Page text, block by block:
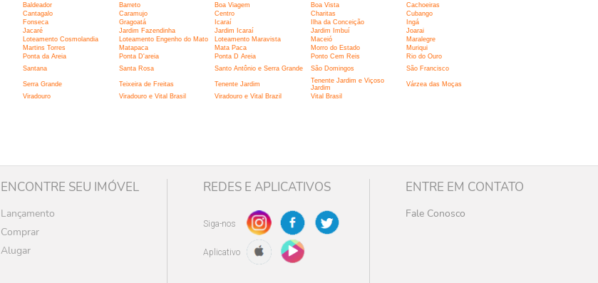
Baldeador Barreto Boa Viagem Boa Vista
Cachoeiras
Cantagalo Caramujo Centro Charitas
Cubango
Fonseca Gragoatá Icaraí Ilha da Conceição
Ingá
Jacaré Jardim Fazendinha Jardim Icaraí Jardim Imbuí
Joarai
Loteamento Cosmolandia Loteamento Engenho do Mato Loteamento Maravista Maceió
Maralegre
Martins Torres Matapaca Mata Paca Morro do Estado
Muriqui
Ponta da Areia Ponta D'areia Ponta D Areia Ponto Cem Reis
Rio do Ouro
Santana Santa Rosa Santo Antônio e Serra Grande São Domingos São Francisco
Serra Grande Teixeira de Freitas Tenente Jardim
Tenente Jardim e Viçoso
Jardim
Várzea das Moças
Viradouro Viradouro e Vital Brasil Viradouro e Vital Brazil Vital Brasil
ENCONTRE SEU IMÓVEL
Lançamento
Comprar
Alugar
REDES E APLICATIVOS
Siga-nos
Aplicativo
ENTRE EM CONTATO
Fale Conosco